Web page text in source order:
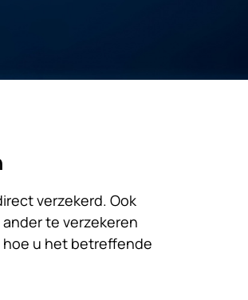
verzekerd. Ook
te verzekeren
u het betreffende